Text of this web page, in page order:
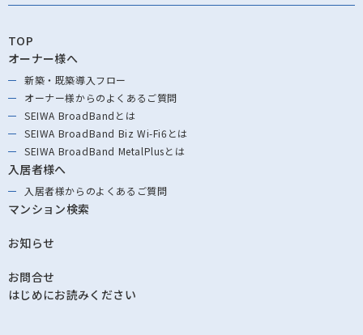
TOP
オーナー様へ
新築・既築導⼊フロー
オーナー様からのよくあるご質問
SEIWA BroadBandとは
SEIWA BroadBand Biz Wi-Fi6とは
SEIWA BroadBand MetalPlusとは
入居者様へ
入居者様からのよくあるご質問
マンション検索
お知らせ
お問合せ
はじめにお読みください